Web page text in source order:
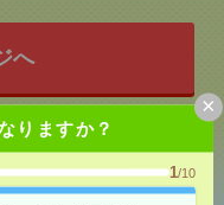
りますか？
1/10
×
へ